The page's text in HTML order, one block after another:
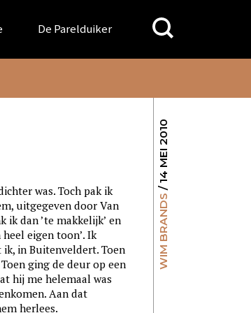
De Parelduiker
Search
for:
WIM BRANDS
/ 14 MEI 2010
was. Toch pak ik
uitgegeven door Van
ik dan ’te makkelijk’ en
eigen toon’. Ik
ik, in Buitenveldert. Toen
ging de deur op een
hij me helemaal was
Aan dat
herlees.